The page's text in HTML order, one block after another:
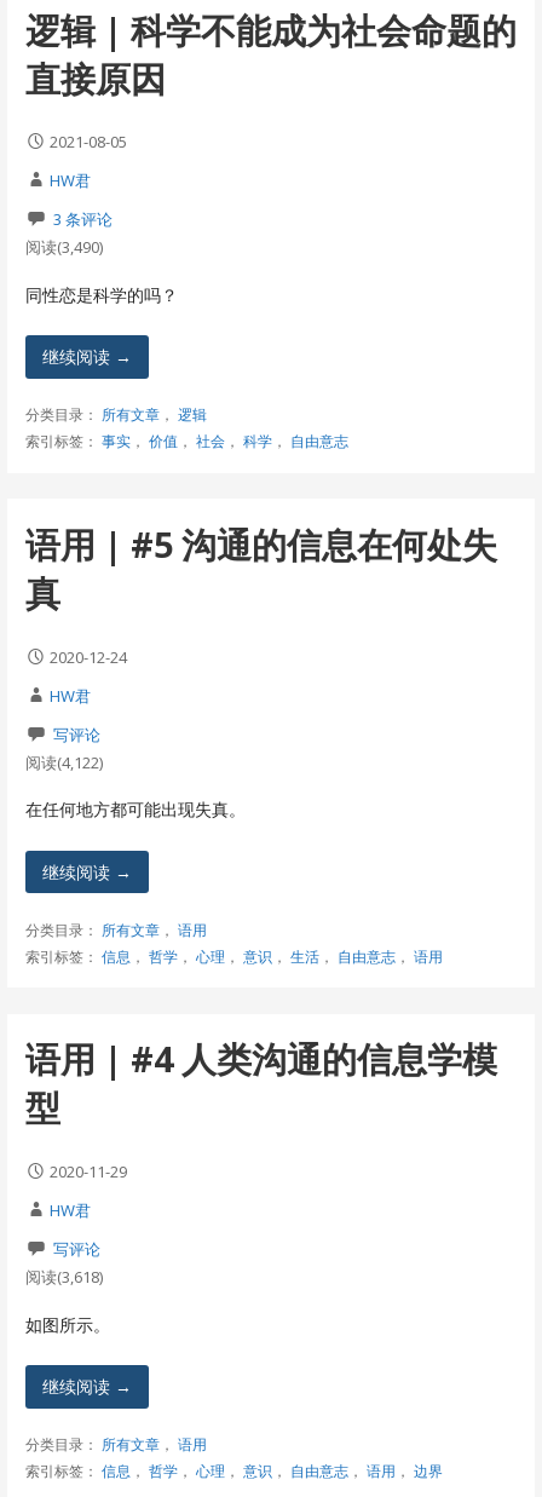
逻辑 | 科学不能成为社会命题的
直接原因
2021-08-05
HW君
3 条评论
阅读(3,490)
同性恋是科学的吗？
继续阅读 →
分类目录： 所有文章， 逻辑
索引标签： 事实， 价值 ， 社会， 科学， 自由意志
语用 | #5 沟通的信息在何处失
真
2020-12-24
HW君
写评论
阅读(4,122)
在任何地方都可能出现失真。
继续阅读 →
分类目录： 所有文章， 语用
索引标签： 信息 ， 哲学， 心理 ， 意识 ， 生活， 自由意志， 语用
语用 | #4 人类沟通的信息学模
型
2020-11-29
HW君
写评论
阅读(3,618)
如图所示。
继续阅读 →
分类目录： 所有文章， 语用
索引标签： 信息 ， 哲学， 心理 ， 意识 ， 自由意志， 语用 ， 边界